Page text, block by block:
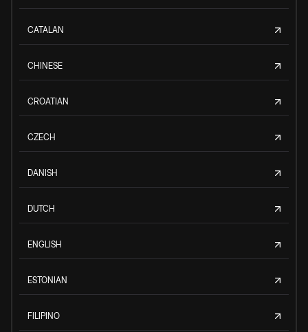
CATALAN
CHINESE
CROATIAN
CZECH
DANISH
DUTCH
ENGLISH
ESTONIAN
FILIPINO